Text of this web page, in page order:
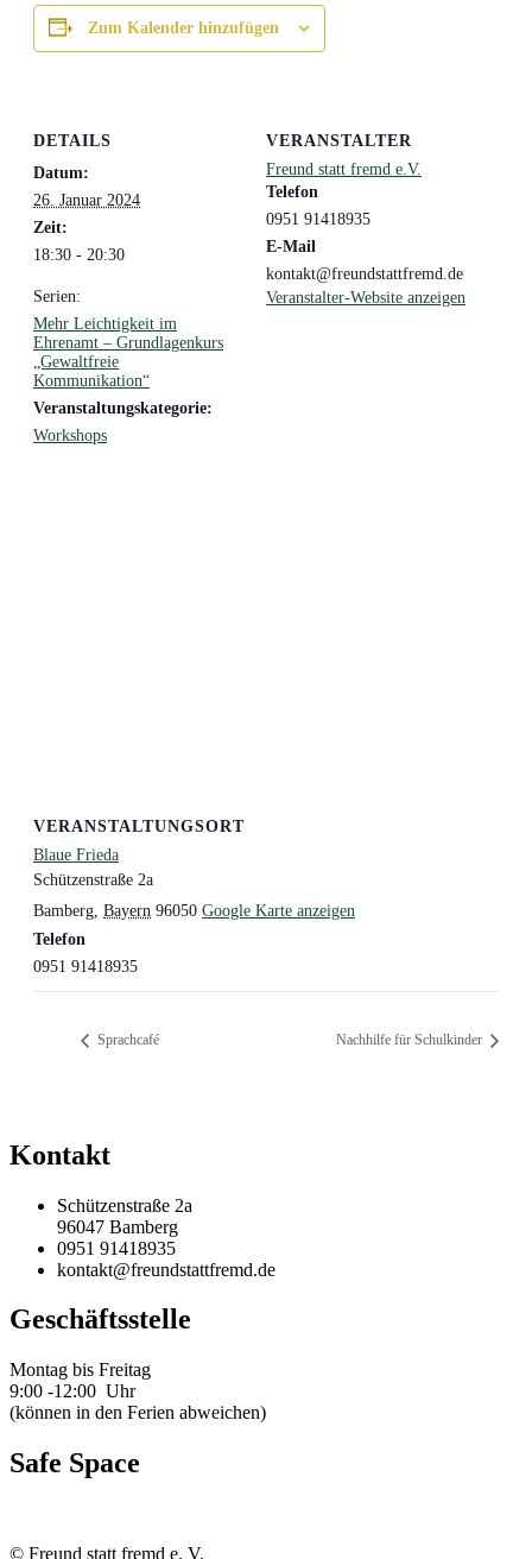
Zum Kalender hinzufügen
DETAILS
Datum:
26. Januar 2024
Zeit:
18:30 - 20:30
Serien:
Mehr Leichtigkeit im
Ehrenamt – Grundlagenkurs
„Gewaltfreie
Kommunikation“
Veranstaltungskategorie:
Workshops
VERANSTALTER
Freund statt fremd e.V.
Telefon
0951 91418935
E-Mail
kontakt@freundstattfremd.de
Veranstalter-Website anzeigen
VERANSTALTUNGSORT
Blaue Frieda
Schützenstraße 2a
Bamberg Bayern 96050 Google Karte anzeigen
Telefon
0951 91418935
Sprachcafé Nachhilfe für Schulkinder
Kontakt
Schützenstraße 2a
96047 Bamberg
0951 91418935
kontakt@freundstattfremd.de
Geschäftsstelle
Montag bis Freitag
9:00 -12:00 Uhr
(können in den Ferien abweichen)
Safe Space
© Freund statt fremd e. V.